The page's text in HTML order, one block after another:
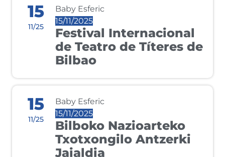
15
11/25
Baby Esferic
15/11/2025
Festival Internacional
de Teatro de Títeres de
Bilbao
15
11/25
Baby Esferic
15/11/2025
Bilboko Nazioarteko
Txotxongilo Antzerki
Jaialdia